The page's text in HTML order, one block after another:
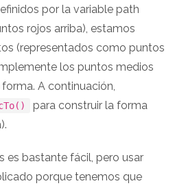
por la variable path
rojos arriba), estamos
(representados como puntos
los puntos medios
A continuación,
para construir la forma
es bastante fácil, pero usar
porque tenemos que